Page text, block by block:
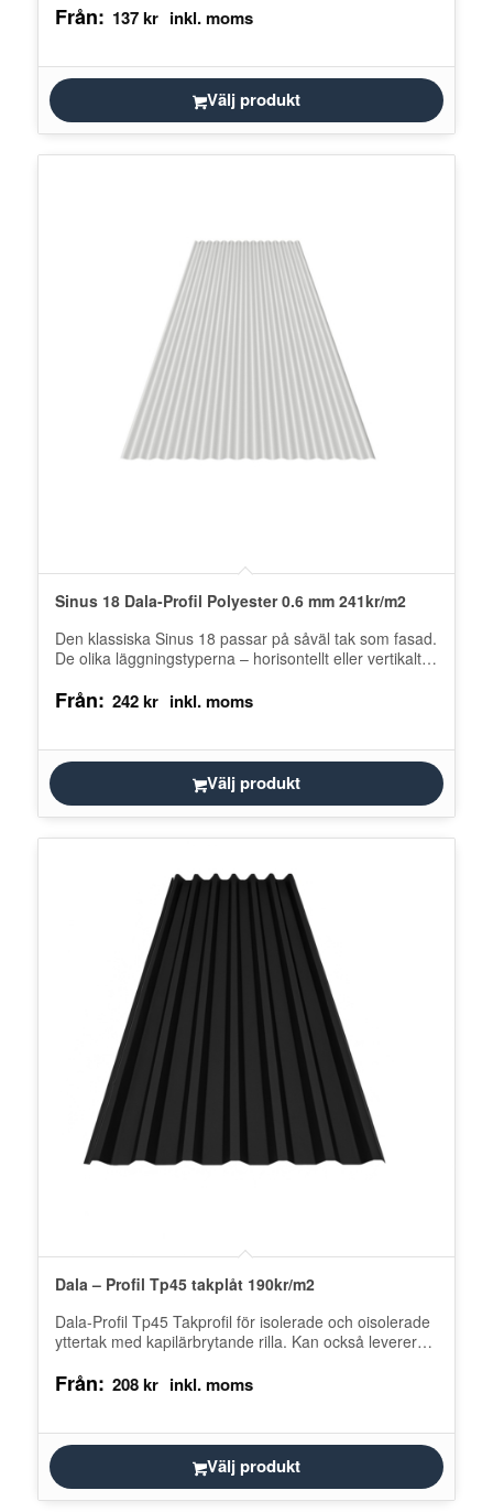
Från: 137kr
Välj produkt
Sinus 18 Dala-Profil Polyester 0.6 mm 241kr/m2
Den klassiska Sinus 18 passar på såväl tak som fasad.
De olika läggningstyperna – horisontellt eller vertikalt –
Från: 242kr
Välj produkt
Dala – Profil Tp45 takplåt 190kr/m2
Dala-Profil Tp45 Takprofil för isolerade och oisolerade
yttertak med kapilärbrytande rilla. Kan också levereras
längder…
Från: 208kr
Välj produkt